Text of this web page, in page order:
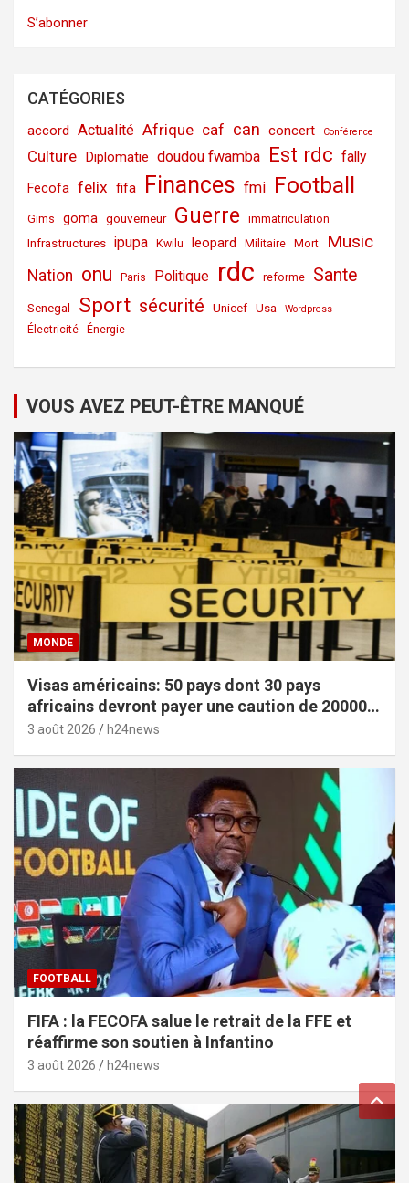
S’abonner
CATÉGORIES
accord Actualité Afrique caf can concert Conférence
Culture Diplomatie doudou fwamba Est rdc fally
Fecofa felix fifa Finances fmi Football
Gims goma gouverneur Guerre immatriculation
Infrastructures ipupa Kwilu leopard Militaire Mort Music
Nation onu Paris Politique rdc reforme Sante
Senegal Sport sécurité Unicef Usa Wordpress
Électricité Énergie
VOUS AVEZ PEUT-ÊTRE MANQUÉ
MONDE
Visas américains: 50 pays dont 30 pays
africains devront payer une caution de 20000
dollars
3 août 2026 h24news
FOOTBALL
FIFA : la FECOFA salue le retrait de la FFE et
réaffirme son soutien à Infantino
3 août 2026 h24news